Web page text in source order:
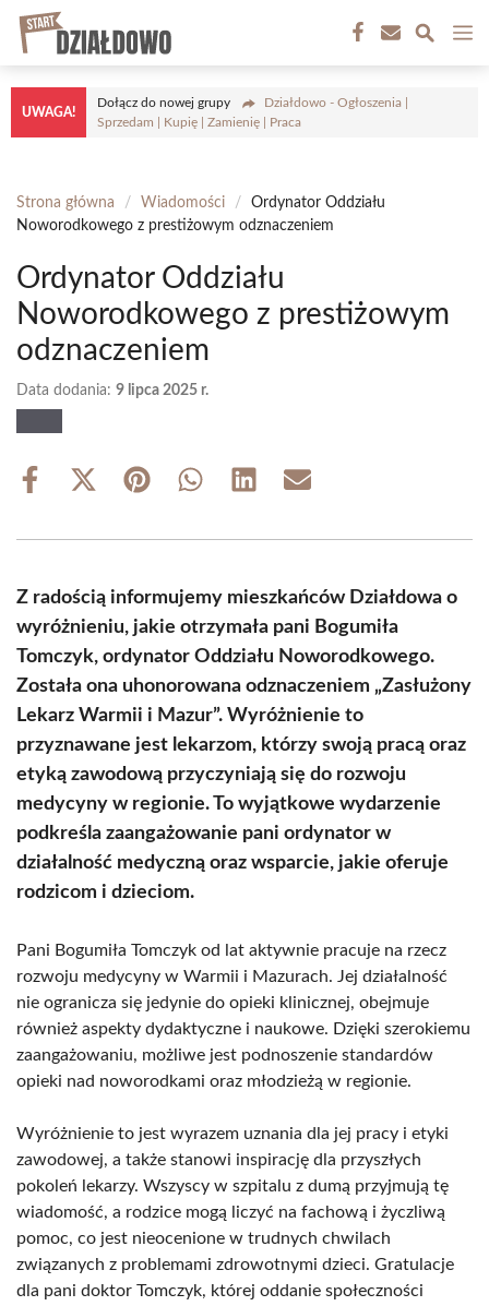
Przejdź
treści
UWAGA!
Dołącz do nowej grupy
Działdowo - Ogłoszenia |
Sprzedam | Kupię | Zamienię | Praca
Strona główna / Wiadomości /
Ordynator Oddziału
Noworodkowego z prestiżowym odznaczeniem
Ordynator Oddziału
Noworodkowego z prestiżowym
odznaczeniem
Data dodania: 9 lipca 2025 r.
Share
Share
(Twitter)
Share Share Share Share
Z radością informujemy mieszkańców Działdowa o
wyróżnieniu, jakie otrzymała pani Bogumiła
Tomczyk, ordynator Oddziału Noworodkowego.
Została ona uhonorowana odznaczeniem „Zasłużony
Lekarz Warmii i Mazur”. Wyróżnienie to
przyznawane jest lekarzom, którzy swoją pracą oraz
etyką zawodową przyczyniają się do rozwoju
medycyny w regionie. To wyjątkowe wydarzenie
podkreśla zaangażowanie pani ordynator w
działalność medyczną oraz wsparcie, jakie oferuje
rodzicom i dzieciom.
Pani Bogumiła Tomczyk od lat aktywnie pracuje na rzecz
rozwoju medycyny w Warmii i Mazurach. Jej działalność
nie ogranicza się jedynie do opieki klinicznej, obejmuje
również aspekty dydaktyczne i naukowe. Dzięki szerokiemu
zaangażowaniu, możliwe jest podnoszenie standardów
opieki nad noworodkami oraz młodzieżą w regionie.
Wyróżnienie to jest wyrazem uznania dla jej pracy i etyki
zawodowej, a także stanowi inspirację dla przyszłych
pokoleń lekarzy. Wszyscy w szpitalu z dumą przyjmują tę
wiadomość, a rodzice mogą liczyć na fachową i życzliwą
pomoc, co jest nieocenione w trudnych chwilach
związanych z problemami zdrowotnymi dzieci. Gratulacje
dla pani doktor Tomczyk, której oddanie społeczności